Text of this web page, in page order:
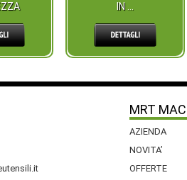
IN ...
MRT
AZIENDA
NOVITA’
OFFERTE